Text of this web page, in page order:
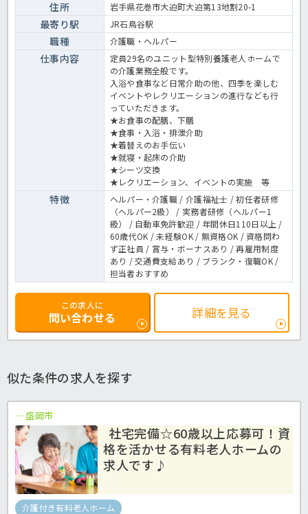
住所 岩手県花巻市大迫町大迫第13地割20-1
最寄り駅 JR石鳥谷駅
職種 介護職・ヘルパー
仕事内容
定員29名のユニット型特別養護老人ホームで
の介護業務全般です。
入浴や食事など日常介助の他、四季を楽しむ
イベントやレクリエーションの進行なども行
っていただきます。
★お食事の配膳、下膳
★食事・入浴・排泄介助
★着替えのお手伝い
★就寝・起床の介助
★シーツ交換
★レクリエーション、イベントの実施 等
特徴
ヘルパー・介護職 / 介護福祉士 / 初任者研修
（ヘルパー2級） / 実務者研修（ヘルパー1
級） / 自動車免許歓迎 / 年間休日110日以上 /
60歳代OK / 未経験OK / 無資格OK / 資格問わ
ず正社員 / 賞与・ボーナスあり / 再雇用制度
あり / 交通費支給あり / ブランク・復職OK /
担当者おすすめ
この求人に
問い合わせる 詳細を見る
似た条件の求人を探す
盛岡市
社宅完備☆60歳以上応募可！資
格を活かせる有料老人ホームの
求人です♪
介護付き有料老人ホーム